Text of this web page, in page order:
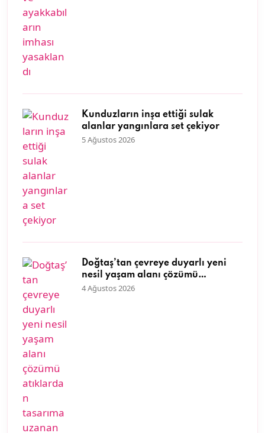
Kunduzların inşa ettiği sulak
alanlar yangınlara set çekiyor
5 Ağustos 2026
Doğtaş’tan çevreye duyarlı yeni
nesil yaşam alanı çözümü
atıklardan tasarıma uzanan
4 Ağustos 2026